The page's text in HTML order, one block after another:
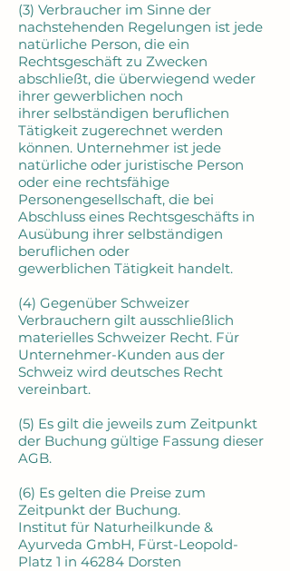
(3) Verbraucher im Sinne der
nachstehenden Regelungen ist jede
natürliche Person, die ein
Rechtsgeschäft zu Zwecken
abschließt, die überwiegend weder
ihrer gewerblichen noch
ihrer selbständigen beruflichen
Tätigkeit zugerechnet werden
können. Unternehmer ist jede
natürliche oder juristische Person
oder eine rechtsfähige
Personengesellschaft, die bei
Abschluss eines Rechtsgeschäfts in
Ausübung ihrer selbständigen
beruflichen oder
gewerblichen Tätigkeit handelt.
(4) Gegenüber Schweizer
Verbrauchern gilt ausschließlich
materielles Schweizer Recht. Für
Unternehmer-Kunden aus der
Schweiz wird deutsches Recht
vereinbart.
(5) Es gilt die jeweils zum Zeitpunkt
der Buchung gültige Fassung dieser
AGB.
(6) Es gelten die Preise zum
Zeitpunkt der Buchung.
Institut für Naturheilkunde &
Ayurveda GmbH, Fürst-Leopold-
Platz 1 in 46284 Dorsten